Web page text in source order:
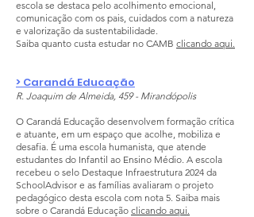
escola se destaca pelo acolhimento emocional,
comunicação com os pais, cuidados com a natureza
e valorização da sustentabilidade.
Saiba quanto custa estudar no CAMB clicando aqui.
> Carandá Educação
R. Joaquim de Almeida, 459 - Mirandópolis
O Carandá Educação desenvolvem formação crítica
e atuante, em um espaço que acolhe, mobiliza e
desafia. É uma escola humanista, que atende
estudantes do Infantil ao Ensino Médio. A escola
recebeu o selo Destaque Infraestrutura 2024 da
SchoolAdvisor e as famílias avaliaram o projeto
pedagógico desta escola com nota 5. Saiba mais
sobre o Carandá Educação clicando aqui.